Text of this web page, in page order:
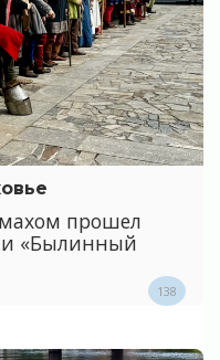
прошел
«Былинный
138